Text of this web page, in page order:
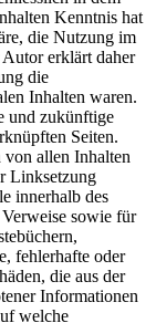
Kenntnis hat
die Nutzung im
erklärt daher
die
Inhalten waren.
und zukünftige
Seiten.
von allen Inhalten
Linksetzung
innerhalb des
sowie für
fehlerhafte oder
die aus der
Informationen
welche